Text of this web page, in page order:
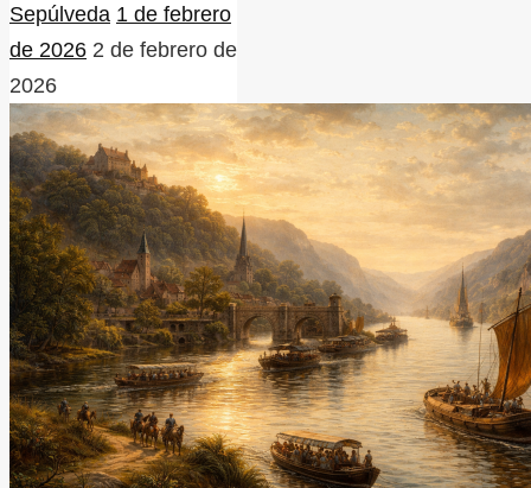
Sepúlveda 1 de febrero
de 2026 2 de febrero de
2026